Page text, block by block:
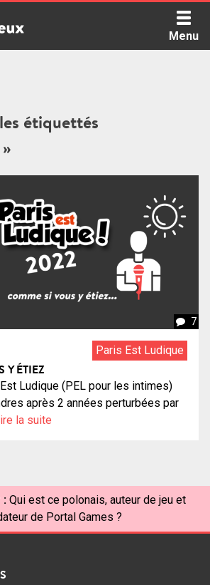
Menu
étiquettés
7
Paris Est Ludique
Y ÉTIEZ
Ludique (PEL pour les intimes)
après 2 années perturbées par
la suite
: Qui est ce polonais, auteur de jeu et
de Portal Games ?